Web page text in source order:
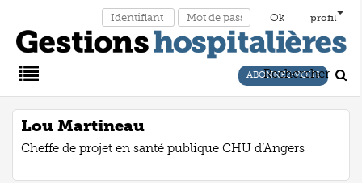
profil
Main
Menu
ABONNEZ-VOUS
Rechercher
Lou Martineau
Cheffe de projet en santé publique CHU d’Angers